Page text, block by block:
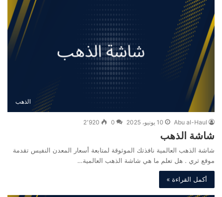
الذهب
Abu al-Haul 10 يونيو، 2025 0 2٬920
شاشة الذهب
شاشة الذهب العالمية نافذتك الموثوقة لمتابعة أسعار المعدن النفيس تقدمة
موقع ثري . هل تعلم ما هي شاشة الذهب العالمية…
أكمل القراءة »